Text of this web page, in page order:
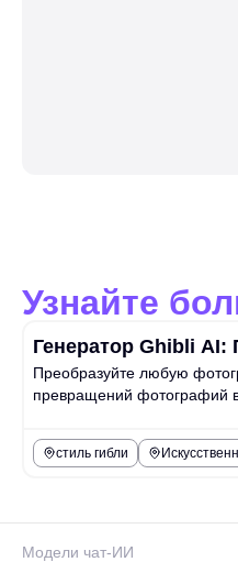
Узнайте
Генератор Ghibli
Преобразуйте любую
превращений фотографий
стиль гибли
Модели чат-ИИ